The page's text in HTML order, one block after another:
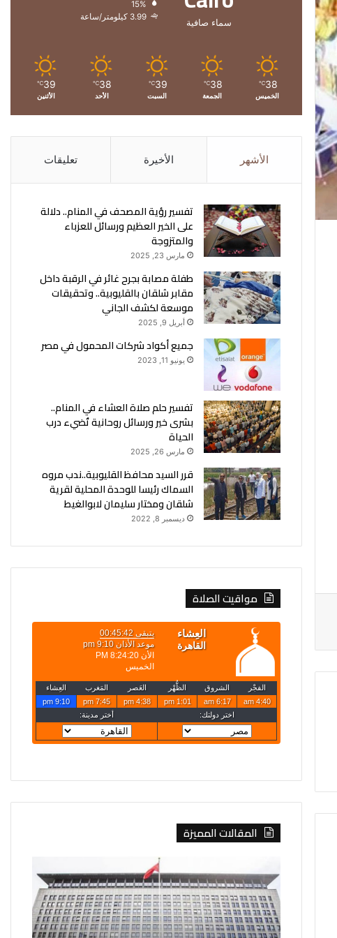
سماء صافية
15%
3.99 كيلومتر/ساعة
38
℃
الخميس
38
℃
الجمعة
39
℃
السبت
38
℃
الأحد
39
℃
الأثنين
الأشهر الأخيرة تعليقات
تفسير رؤية المصحف في المنام.. دلالة
على الخير العظيم ورسائل للعزباء
والمتزوجة
مارس 23, 2025
طفلة مصابة بجرح غائر في الرقبة داخل
مقابر شلقان بالقليوبية.. وتحقيقات
موسعة لكشف الجاني
أبريل 9, 2025
جميع أكواد شركات المحمول في مصر
يونيو 11, 2023
تفسير حلم صلاة العشاء في المنام..
بشرى خير ورسائل روحانية تُضيء درب
الحياة
مارس 26, 2025
قرر السيد محافظ القليوبية..ندب مروه
السماك رئيسا للوحدة المحلية لقرية
شلقان ومختار سليمان لابوالغيط
ديسمبر 8, 2022
مواقيت الصلاة
المقالات المميزة
تفرض
إجراءات
مضادة
على
4
سفن